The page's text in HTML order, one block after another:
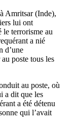
Amritsar (Inde),
lui ont
le terrorisme au
a nié
d’une
poste tous les
au poste, où
a dit que les
a été détenu
qui l’avait